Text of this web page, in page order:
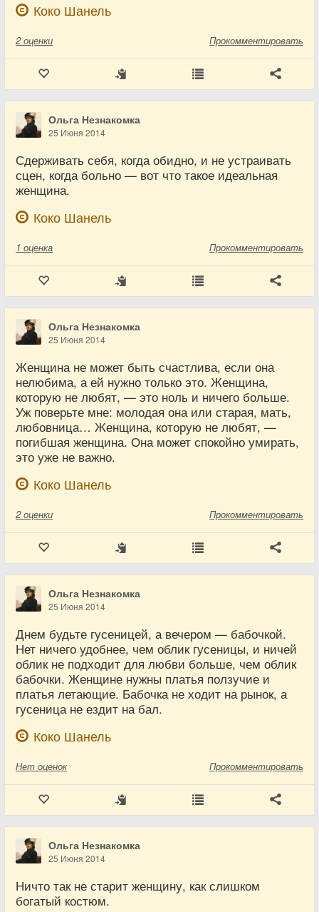
Коко Шанель
2 оценки Прокомментировать
Ольга Незнакомка
25 Июня 2014
Сдерживать себя, когда обидно, и не устраивать
сцен, когда больно — вот что такое идеальная
женщина.
Коко Шанель
1 оценка Прокомментировать
Ольга Незнакомка
25 Июня 2014
Женщина не может быть счастлива, если она
нелюбима, а ей нужно только это. Женщина,
которую не любят, — это ноль и ничего больше.
Уж поверьте мне: молодая она или старая, мать,
любовница… Женщина, которую не любят, —
погибшая женщина. Она может спокойно умирать,
это уже не важно.
Коко Шанель
2 оценки Прокомментировать
Ольга Незнакомка
25 Июня 2014
Днем будьте гусеницей, а вечером — бабочкой.
Нет ничего удобнее, чем облик гусеницы, и ничей
облик не подходит для любви больше, чем облик
бабочки. Женщине нужны платья ползучие и
платья летающие. Бабочка не ходит на рынок, а
гусеница не ездит на бал.
Коко Шанель
Нет оценок Прокомментировать
Ольга Незнакомка
25 Июня 2014
Ничто так не старит женщину, как слишком
богатый костюм.